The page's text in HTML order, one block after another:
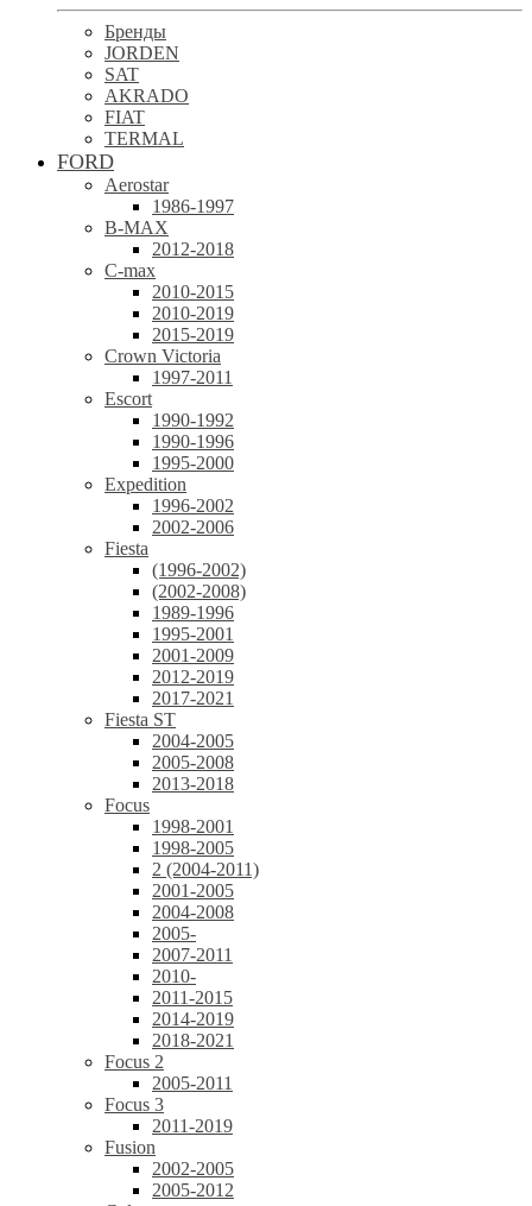
Бренды
JORDEN
SAT
AKRADO
FIAT
TERMAL
FORD
Aerostar
1986-1997
B-MAX
2012-2018
C-max
2010-2015
2010-2019
2015-2019
Crown Victoria
1997-2011
Escort
1990-1992
1990-1996
1995-2000
Expedition
1996-2002
2002-2006
Fiesta
(1996-2002)
(2002-2008)
1989-1996
1995-2001
2001-2009
2012-2019
2017-2021
Fiesta ST
2004-2005
2005-2008
2013-2018
Focus
1998-2001
1998-2005
2 (2004-2011)
2001-2005
2004-2008
2005-
2007-2011
2010-
2011-2015
2014-2019
2018-2021
Focus 2
2005-2011
Focus 3
2011-2019
Fusion
2002-2005
2005-2012